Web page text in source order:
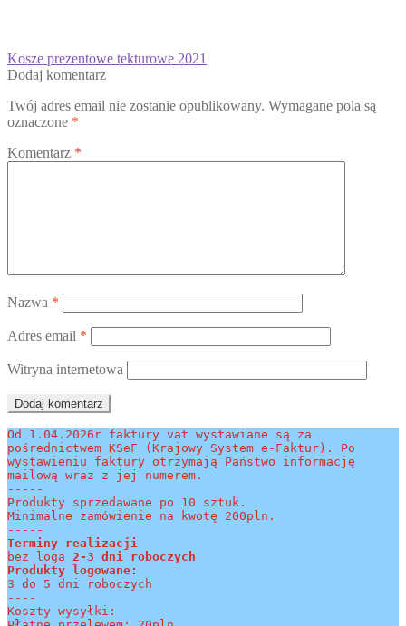
Nawigacja
wpisu
Poprzedni
wpis:
Kosze prezentowe tekturowe 2021
Dodaj komentarz
Twój adres email nie zostanie opublikowany. Wymagane pola są
oznaczone *
Komentarz *
Nazwa *
Adres email *
Witryna internetowa
Od 1.04.2026r faktury vat wystawiane są za
pośrednictwem KSeF (Krajowy System e-Faktur). Po
wystawieniu faktury otrzymają Państwo informację
mailową wraz z jej numerem.
-----
Produkty sprzedawane po 10 sztuk.
Minimalne zamówienie na kwotę 200pln.
-----
Terminy realizacji
bez loga 2-3 dni roboczych
Produkty logowane:
3 do 5 dni roboczych
----
Koszty wysyłki: